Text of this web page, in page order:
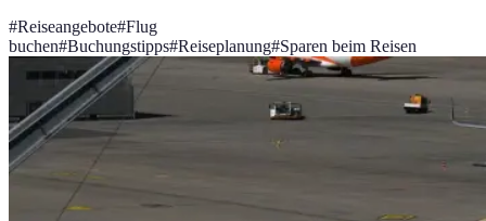
#Reiseangebote#Flug
buchen#Buchungstipps#Reiseplanung#Sparen beim Reisen